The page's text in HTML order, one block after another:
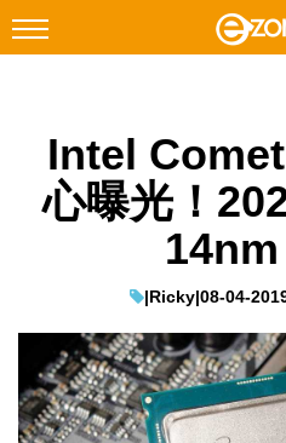
Facebook Instagram
科技焦點
教學評測
EduTech
IT Times
Intel
心曝光！
|Ricky|08-04-